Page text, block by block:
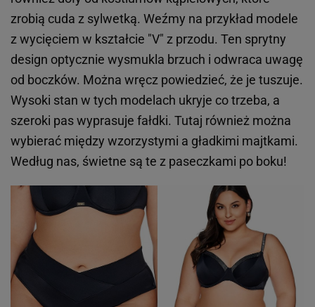
zrobią cuda z sylwetką. Weźmy na przykład modele
z wycięciem w kształcie "V" z przodu. Ten sprytny
design optycznie wysmukla brzuch i odwraca uwagę
od boczków. Można wręcz powiedzieć, że je tuszuje.
Wysoki stan w tych modelach ukryje co trzeba, a
szeroki pas wyprasuje fałdki. Tutaj również można
wybierać między wzorzystymi a gładkimi majtkami.
Według nas, świetne są te z paseczkami po boku!